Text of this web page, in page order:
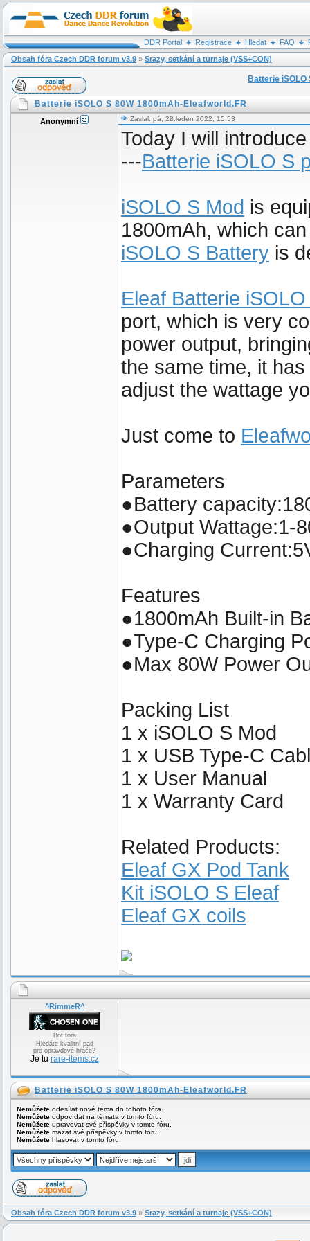
DDR Portal Registrace Hledat FAQ
Obsah fóra Czech DDR forum v3.9 » Srazy, setkání a turnaje (VSS+CON)
Batterie iSOLO
Batterie iSOLO S 80W 1800mAh-Eleafworld.FR
Anonymní Zaslal: pá, 28.leden 2022, 15:53
Today I will
---Batterie iSOLO S
iSOLO S Mod is
1800mAh, which
iSOLO S Battery is
Eleaf Batterie
port, which is very
power output,
the same time, it
adjust the wattage
Just come to
Parameters
●Battery
●Output Wattage:1-
●Charging
Features
●1800mAh Built-in
●Type-C Charging
●Max 80W Power
Packing List
1 x iSOLO S Mod
1 x USB Type-C
1 x User Manual
1 x Warranty Card
Related Products:
Eleaf GX Pod Tank
Kit iSOLO S Eleaf
Eleaf GX coils
^RimmeR^
Bot fora
Hledáte kvalitní pad
pro opravdové hráče?
Je tu rare-items.cz
Batterie iSOLO S 80W 1800mAh-Eleafworld.FR
Nemůžete odesílat nové téma do tohoto fóra.
Nemůžete odpovídat na témata v tomto fóru.
Nemůžete upravovat své příspěvky v tomto fóru.
Nemůžete mazat své příspěvky v tomto fóru.
Nemůžete hlasovat v tomto fóru.
Obsah fóra Czech DDR forum v3.9 » Srazy, setkání a turnaje (VSS+CON)